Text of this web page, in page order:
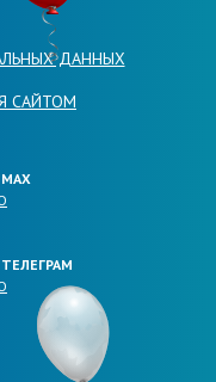
ДАННЫХ
САЙТОМ